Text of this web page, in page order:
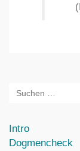
Intro
Dogmencheck